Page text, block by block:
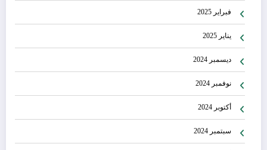
فبراير 2025
يناير 2025
ديسمبر 2024
نوفمبر 2024
أكتوبر 2024
سبتمبر 2024